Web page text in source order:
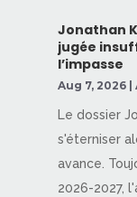
Jonathan
jugée
l’impasse
Aug 7, 2026|
Le dossier
s'éterniser
avance.
2026-2027,